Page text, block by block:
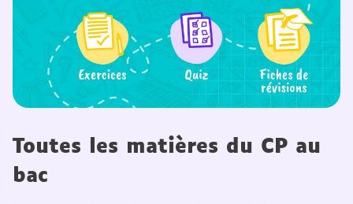
Toutes les matières du CP au
bac